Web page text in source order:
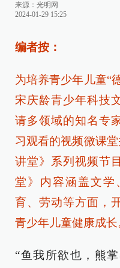
来源： 光明网
2024-01-29 15:25
编者按：
为培养青少年儿童“
宋庆龄青少年科技
请多领域的知名专
习观看的视频微课
讲堂》系列视频节
堂》内容涵盖文学
育、劳动等方面，
青少年儿童健康成长
“鱼我所欲也，熊